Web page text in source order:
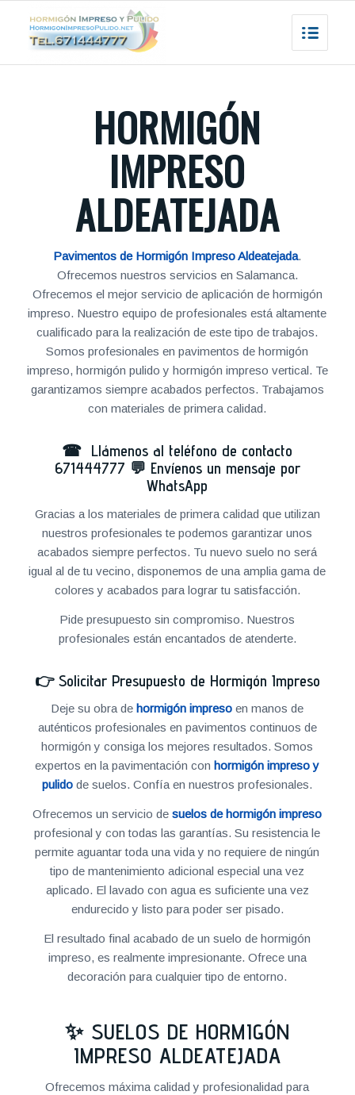
HORMIGÓN
IMPRESO
ALDEATEJADA
Pavimentos de Hormigón Impreso Aldeatejada.
Ofrecemos nuestros servicios en Salamanca.
Ofrecemos el mejor servicio de aplicación de hormigón
impreso. Nuestro equipo de profesionales está altamente
cualificado para la realización de este tipo de trabajos.
Somos profesionales en pavimentos de hormigón
impreso, hormigón pulido y hormigón impreso vertical. Te
garantizamos siempre acabados perfectos. Trabajamos
con materiales de primera calidad.
☎ Llámenos al teléfono de contacto
671444777 💬 Envíenos un mensaje por
WhatsApp
Gracias a los materiales de primera calidad que utilizan
nuestros profesionales te podemos garantizar unos
acabados siempre perfectos. Tu nuevo suelo no será
igual al de tu vecino, disponemos de una amplia gama de
colores y acabados para lograr tu satisfacción.
Pide presupuesto sin compromiso. Nuestros
profesionales están encantados de atenderte.
👉 Solicitar Presupuesto de Hormigón Impreso
Deje su obra dehormigón impreso en manos de
auténticos profesionales en pavimentos continuos de
hormigón y consiga los mejores resultados. Somos
expertos en la pavimentación conhormigón impreso y
pulido de suelos. Confía en nuestros profesionales.
Ofrecemos un servicio desuelos de hormigón impreso
profesional y con todas las garantías. Su resistencia le
permite aguantar toda una vida y no requiere de ningún
tipo de mantenimiento adicional especial una vez
aplicado. El lavado con agua es suficiente una vez
endurecido y listo para poder ser pisado.
El resultado final acabado de un suelo de hormigón
impreso, es realmente impresionante. Ofrece una
decoración para cualquier tipo de entorno.
✨ SUELOS DE HORMIGÓN
IMPRESO ALDEATEJADA
Ofrecemos máxima calidad y profesionalidad para